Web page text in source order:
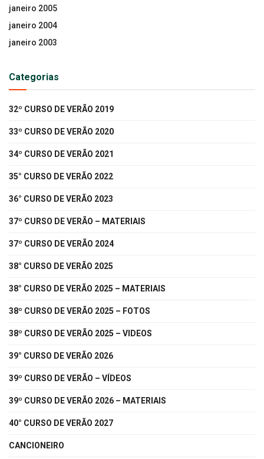
janeiro 2005
janeiro 2004
janeiro 2003
Categorias
32º CURSO DE VERÃO 2019
33º CURSO DE VERÃO 2020
34º CURSO DE VERÃO 2021
35° CURSO DE VERÃO 2022
36° CURSO DE VERÃO 2023
37º CURSO DE VERÃO – MATERIAIS
37º CURSO DE VERÃO 2024
38° CURSO DE VERÃO 2025
38° CURSO DE VERÃO 2025 – MATERIAIS
38º CURSO DE VERÃO 2025 – FOTOS
38º CURSO DE VERÃO 2025 – VIDEOS
39° CURSO DE VERÃO 2026
39º CURSO DE VERÃO – VÍDEOS
39º CURSO DE VERÃO 2026 – MATERIAIS
40° CURSO DE VERÃO 2027
CANCIONEIRO